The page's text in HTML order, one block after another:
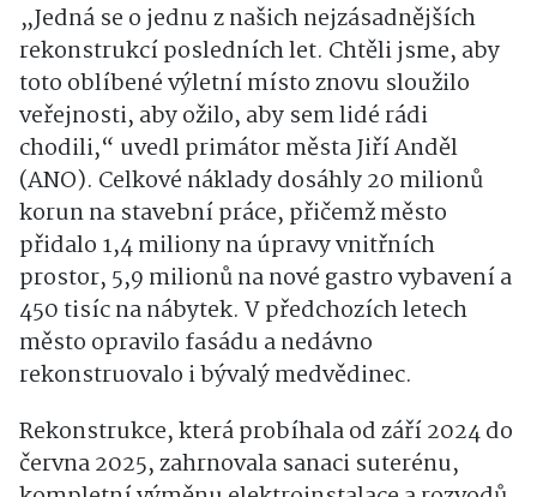
„Jedná se o jednu z našich nejzásadnějších
rekonstrukcí posledních let. Chtěli jsme, aby
toto oblíbené výletní místo znovu sloužilo
veřejnosti, aby ožilo, aby sem lidé rádi
chodili,“ uvedl primátor města Jiří Anděl
(ANO). Celkové náklady dosáhly 20 milionů
korun na stavební práce, přičemž město
přidalo 1,4 miliony na úpravy vnitřních
prostor, 5,9 milionů na nové gastro vybavení a
450 tisíc na nábytek. V předchozích letech
město opravilo fasádu a nedávno
rekonstruovalo i bývalý medvědinec.
Rekonstrukce, která probíhala od září 2024 do
června 2025, zahrnovala sanaci suterénu,